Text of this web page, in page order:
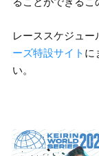
レーススケジュ
ーズ特設サイト に
い。